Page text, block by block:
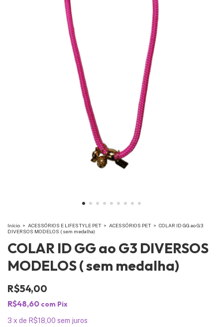
Início > ACESSÓRIOS E LIFESTYLE PET > ACESSÓRIOS PET > COLAR ID GG ao G3
DIVERSOS MODELOS ( sem medalha)
COLAR ID GG ao G3 DIVERSOS
MODELOS ( sem medalha)
R$54,00
R$48,60 com Pix
3 x de R$18,00 sem juros